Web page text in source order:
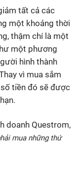
tất cả các
một khoảng thời
thậm chí là một
một phương
hình thành
vì mua sắm
tiền đó sẽ được
doanh Questrom,
mua những thứ